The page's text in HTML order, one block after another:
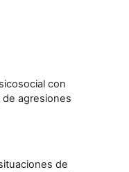
con
agresiones
de